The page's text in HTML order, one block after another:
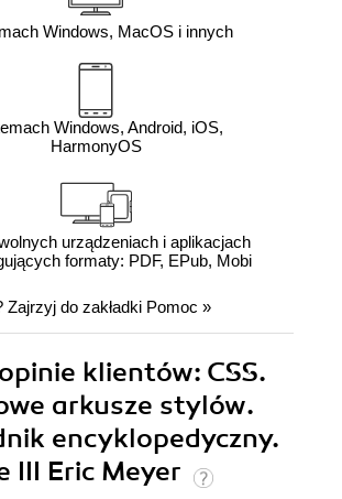
Windows, MacOS i innych
Windows, Android, iOS,
HarmonyOS
urządzeniach i aplikacjach
formaty: PDF, EPub, Mobi
Zajrzyj do zakładki Pomoc »
klientów: CSS.
arkusze stylów.
encyklopedyczny.
III Eric Meyer